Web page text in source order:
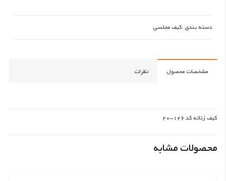
دسته بندی :کیف مجلسی
مشخصات محصول نظرات
کیف زنانه کد 126-20
محصولات مشابه